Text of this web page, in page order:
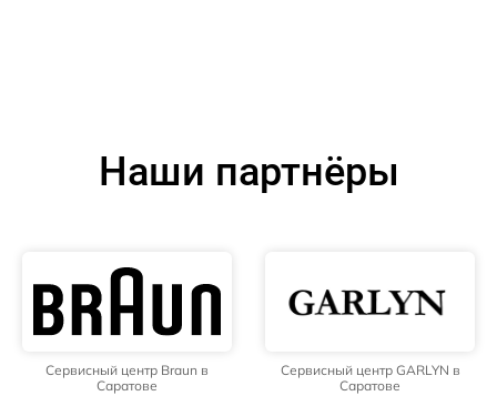
Наши партнёры
Сервисный центр Braun в
Саратове
Сервисный центр GARLYN в
Саратове